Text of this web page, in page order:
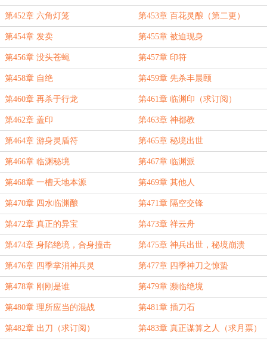
乐！） 票）
第452章 六角灯笼 第453章 百花灵酿（第二更）
第454章 发卖 第455章 被迫现身
第456章 没头苍蝇 第457章 印符
第458章 自绝 第459章 先杀丰晨颐
第460章 再杀于行龙 第461章 临渊印（求订阅）
第462章 盖印 第463章 神都教
第464章 游身灵盾符 第465章 秘境出世
第466章 临渊秘境 第467章 临渊派
第468章 一槽天地本源 第469章 其他人
第470章 四水临渊酿 第471章 隔空交锋
第472章 真正的异宝 第473章 祥云舟
第474章 身陷绝境，合身撞击 第475章 神兵出世，秘境崩溃
第476章 四季掌消神兵灵 第477章 四季神刀之惊蛰
第478章 刚刚是谁 第479章 濒临绝境
第480章 理所应当的混战 第481章 插刀石
第482章 出刀（求订阅） 第483章 真正谋算之人（求月票）